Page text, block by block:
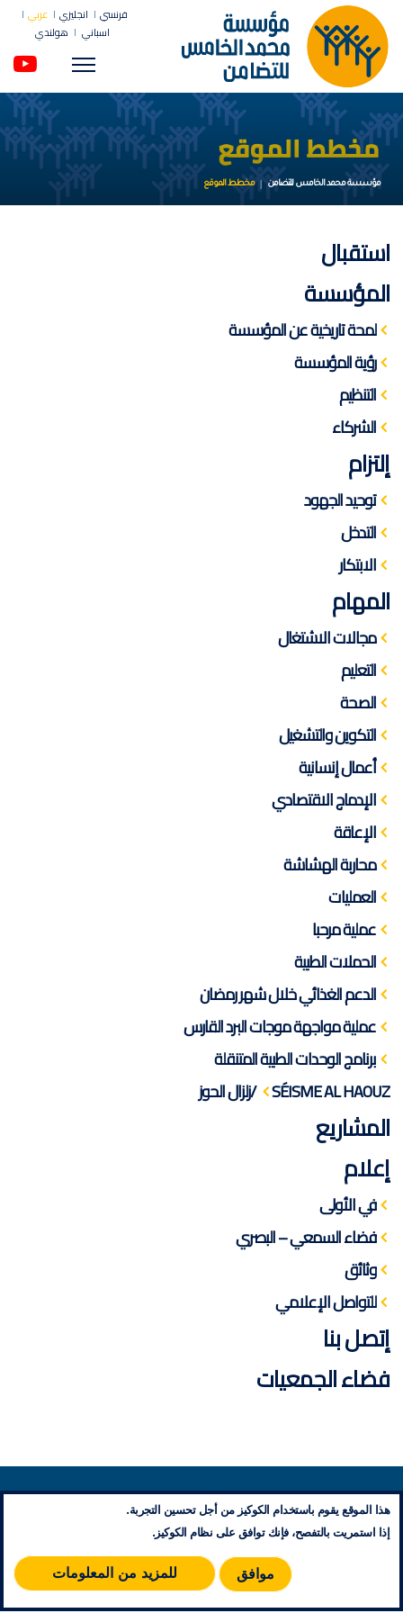
فرنسي انجليزي
عربي
اسباني
هولندي
Menu
مؤسسة محمد الخامس للتضامن مخطط الموقع
استقبال
المؤسسة
لمحة تاريخية عن المؤسسة
رؤية المؤسسة
التنظيم
الشركاء
إلتزام
توحيد الجهود
التدخل
الابتكار
المهام
مجالات الاشتغال
التعليم
الصحة
التكوين والتشغيل
أعمال إنسانية
الإدماج الاقتصادي
الإعاقة
محاربة الهشاشة
العمليات
عملية مرحبا
الحملات الطبية
الدعم الغذائي خلال شهر رمضان
عملية مواجهة موجات البرد القارس
برنامج الوحدات الطبية المتنقلة
SÉISME AL HAOUZ /زلزال الحوز
المشاريع
إعلام
في الأولى
فضاء السمعي – البصري
وثائق
للتواصل الإعلامي
إتصل بنا
فضاء الجمعيات
معلومات تنظيمية
إتصل بنا
مخطط الموقع
RSS
هذا الموقع يقوم باستخدام الكوكيز من أجل تحسين التجربة.
إذا استمريت بالتفصح، فإنك توافق على نظام الكوكيز.
موافق للمزيد من المعلومات